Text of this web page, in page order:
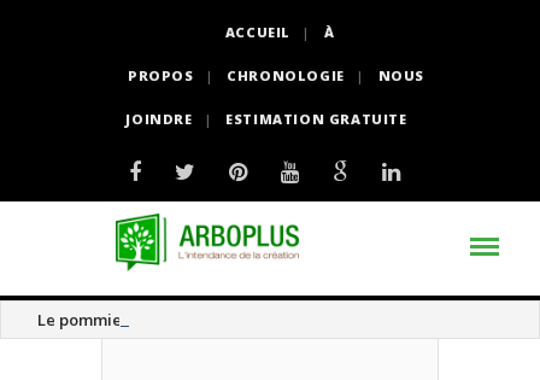
ACCUEIL À
PROPOS CHRONOLOGIE NOUS
JOINDRE ESTIMATION GRATUITE
Le pommier thé